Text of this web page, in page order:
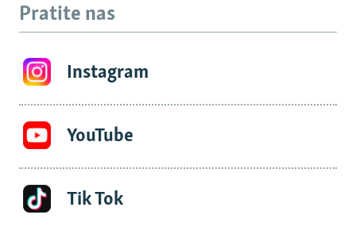
Pratite nas
Instagram
YouTube
Tik Tok